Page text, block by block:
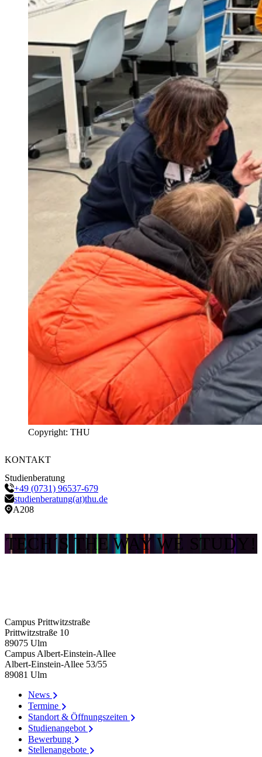
Copyright: THU
KONTAKT
Studienberatung
+49 (0731) 96537-679
studienberatung(at)thu.de
A208
TECH´S THE WAY WE STUDY!
Campus Prittwitzstraße
Prittwitzstraße 10
89075 Ulm
Campus Albert-Einstein-Allee
Albert-Einstein-Allee 53/​55
89081 Ulm
News
Termine
Standort & Öffnungszeiten
Studienangebot
Bewerbung
Stellenangebote